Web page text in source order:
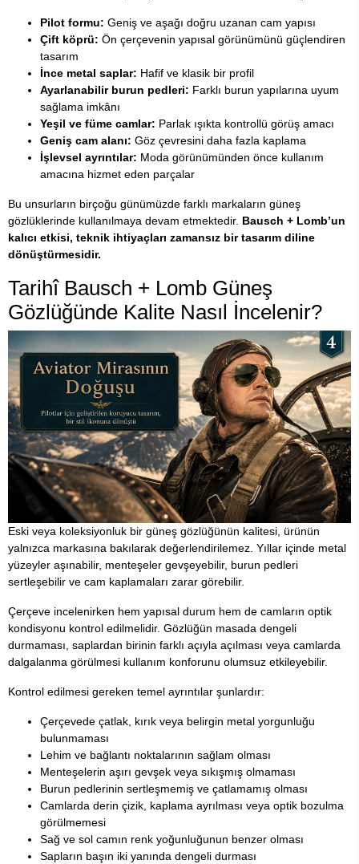
Pilot formu: Geniş ve aşağı doğru uzanan cam yapısı
Çift köprü: Ön çerçevenin yapısal görünümünü güçlendiren
tasarım
İnce metal saplar: Hafif ve klasik bir profil
Ayarlanabilir burun pedleri: Farklı burun yapılarına uyum
sağlama imkânı
Yeşil ve füme camlar: Parlak ışıkta kontrollü görüş amacı
Geniş cam alanı: Göz çevresini daha fazla kaplama
İşlevsel ayrıntılar: Moda görünümünden önce kullanım
amacına hizmet eden parçalar
Bu unsurların birçoğu günümüzde farklı markaların güneş
gözlüklerinde kullanılmaya devam etmektedir. Bausch + Lomb’un
kalıcı etkisi, teknik ihtiyaçları zamansız bir tasarım diline
dönüştürmesidir.
Tarihî Bausch + Lomb Güneş
Gözlüğünde Kalite Nasıl İncelenir?
Eski veya koleksiyonluk bir güneş gözlüğünün kalitesi, ürünün
yalnızca markasına bakılarak değerlendirilemez. Yıllar içinde metal
yüzeyler aşınabilir, menteşeler gevşeyebilir, burun pedleri
sertleşebilir ve cam kaplamaları zarar görebilir.
Çerçeve incelenirken hem yapısal durum hem de camların optik
kondisyonu kontrol edilmelidir. Gözlüğün masada dengeli
durmaması, saplardan birinin farklı açıyla açılması veya camlarda
dalgalanma görülmesi kullanım konforunu olumsuz etkileyebilir.
Kontrol edilmesi gereken temel ayrıntılar şunlardır:
Çerçevede çatlak, kırık veya belirgin metal yorgunluğu
bulunmaması
Lehim ve bağlantı noktalarının sağlam olması
Menteşelerin aşırı gevşek veya sıkışmış olmaması
Burun pedlerinin sertleşmemiş ve çatlamamış olması
Camlarda derin çizik, kaplama ayrılması veya optik bozulma
görülmemesi
Sağ ve sol camın renk yoğunluğunun benzer olması
Sapların başın iki yanında dengeli durması